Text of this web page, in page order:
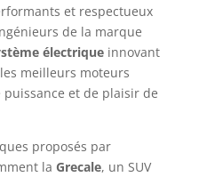
et respectueux
de la marque
électriqueinnovant
meilleurs moteurs
et de plaisir de
proposés par
la Grecale, un SUV